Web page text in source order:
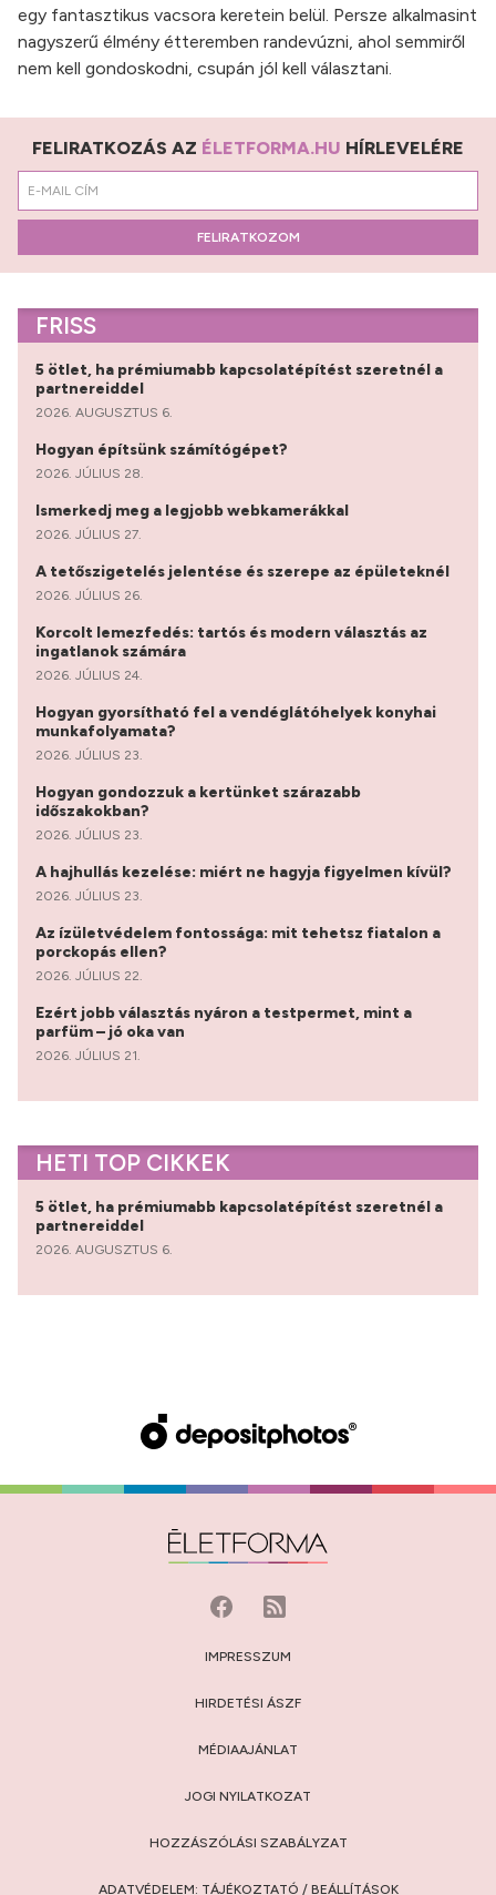
egy fantasztikus vacsora keretein belül. Persze alkalmasint
nagyszerű élmény étteremben randevúzni, ahol semmiről
nem kell gondoskodni, csupán jól kell választani.
FELIRATKOZÁS AZ ÉLETFORMA.HU HÍRLEVELÉRE
FELIRATKOZOM
FRISS
5 ötlet, ha prémiumabb kapcsolatépítést szeretnél a
partnereiddel
2026. AUGUSZTUS 6.
Hogyan építsünk számítógépet?
2026. JÚLIUS 28.
Ismerkedj meg a legjobb webkamerákkal
2026. JÚLIUS 27.
A tetőszigetelés jelentése és szerepe az épületeknél
2026. JÚLIUS 26.
Korcolt lemezfedés: tartós és modern választás az
ingatlanok számára
2026. JÚLIUS 24.
Hogyan gyorsítható fel a vendéglátóhelyek konyhai
munkafolyamata?
2026. JÚLIUS 23.
Hogyan gondozzuk a kertünket szárazabb
időszakokban?
2026. JÚLIUS 23.
A hajhullás kezelése: miért ne hagyja figyelmen kívül?
2026. JÚLIUS 23.
Az ízületvédelem fontossága: mit tehetsz fiatalon a
porckopás ellen?
2026. JÚLIUS 22.
Ezért jobb választás nyáron a testpermet, mint a
parfüm – jó oka van
2026. JÚLIUS 21.
HETI TOP CIKKEK
5 ötlet, ha prémiumabb kapcsolatépítést szeretnél a
partnereiddel
2026. AUGUSZTUS 6.
IMPRESSZUM
HIRDETÉSI ÁSZF
MÉDIAAJÁNLAT
JOGI NYILATKOZAT
HOZZÁSZÓLÁSI SZABÁLYZAT
ADATVÉDELEM: TÁJÉKOZTATÓ / BEÁLLÍTÁSOK